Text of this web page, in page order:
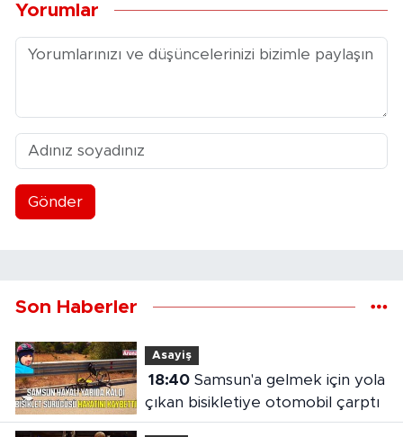
Yorumlar
Gönder
Son Haberler
Asayiş
18:40Samsun'a gelmek için yola
çıkan bisikletiye otomobil çarptı